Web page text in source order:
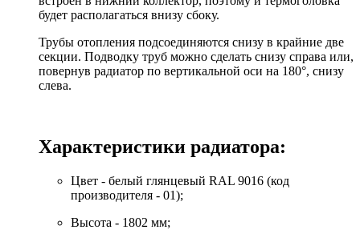
будет располагаться внизу сбоку.
Трубы отопления подсоединяются снизу в крайние две
секции. Подводку труб можно сделать снизу справа или,
повернув радиатор по вертикальной оси на 180°, снизу
слева.
Характеристики радиатора:
Цвет - белый глянцевый RAL 9016 (код
производителя - 01);
Высота - 1802 мм;